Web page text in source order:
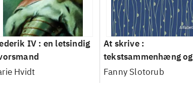
IV : en letsindig
Hvidt
At skrive :
tekstsammenhæng og
argumentation
Fanny Slotorub